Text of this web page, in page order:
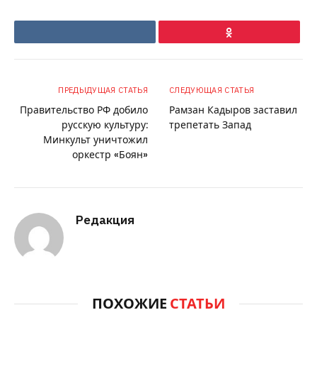
Ok
ПРЕДЫДУЩАЯ СТАТЬЯ
Правительство РФ добило
русскую культуру:
Минкульт уничтожил
оркестр «Боян»
СЛЕДУЮЩАЯ СТАТЬЯ
Рамзан Кадыров заставил
трепетать Запад
Редакция
ПОХОЖИЕ СТАТЬИ